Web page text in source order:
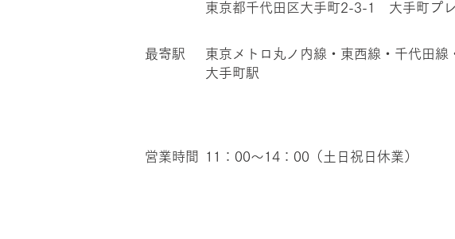
東京都千代田区大手町2-3-1 大手町プ
​最寄駅
東京メトロ丸ノ内線・東西線・千代田
大手町駅
営業時間 11：00～14：00（土日祝日休業）